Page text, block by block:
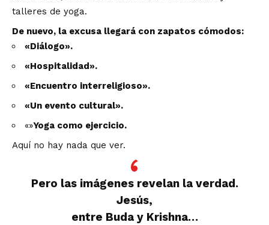
talleres de yoga.
De nuevo, la excusa llegará con zapatos cómodos:
«Diálogo».
«Hospitalidad».
«Encuentro interreligioso».
«Un evento cultural».
«»Yoga como ejercicio.
Aquí no hay nada que ver.
Pero las imágenes revelan la verdad.
Jesús,
entre Buda y Krishna…